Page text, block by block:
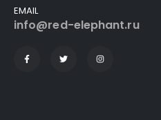
EMAIL
info@red-elephant.ru